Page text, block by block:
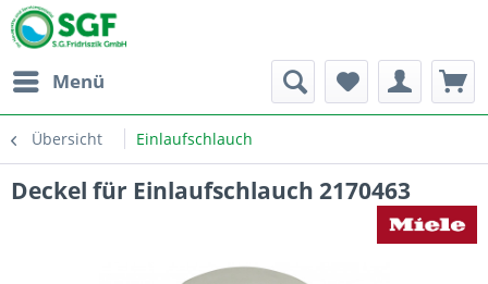
Menü
Übersicht Einlaufschlauch
Deckel für Einlaufschlauch 2170463